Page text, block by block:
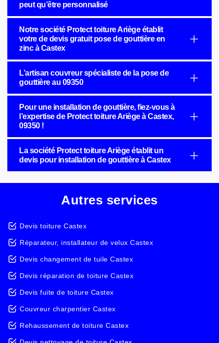
peut qu’être personnalisé
Notre société Protect toiture Ariège établit
votre de devis gratuit pose de gouttière en
zinc à Castex
L’artisan couvreur spécialiste de la pose de
gouttière au 09350
Pour une installation de gouttière, fiez-vous à
l’expertise de Protect toiture Ariège à Castex,
09350 !
La société Protect toiture Ariège établit un
devis pour installation de gouttière à Castex
Autres services
Devis toiture Castex
Réparateur, installateur de velux Castex
Devis changement de tuile Castex
Devis réparation de toiture Castex
Devis fuite de toiture Castex
Couvreur charpentier Castex
Rehaussement de toiture Castex